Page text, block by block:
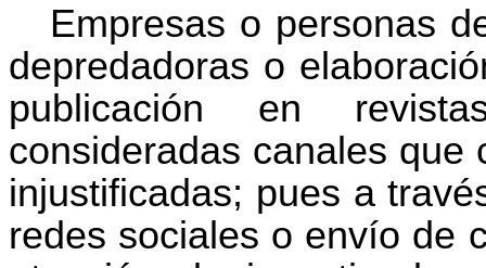
Empresas o personas
depredadoras o
publicación en
consideradas canales que
injustificadas; pues a
redes sociales o envío de